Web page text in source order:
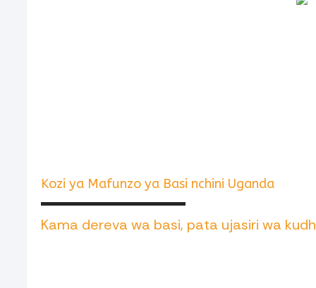
Kozi ya Mafunzo ya Basi nchini Uganda
Kama dereva wa basi, pata ujasiri wa